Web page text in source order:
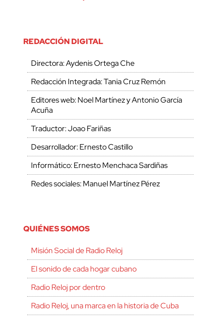
REDACCIÓN DIGITAL
Directora: Aydenis Ortega Che
Redacción Integrada: Tania Cruz Remón
Editores web: Noel Martínez y Antonio García
Acuña
Traductor: Joao Fariñas
Desarrollador: Ernesto Castillo
Informático: Ernesto Menchaca Sardiñas
Redes sociales: Manuel Martínez Pérez
QUIÉNES SOMOS
Misión Social de Radio Reloj
El sonido de cada hogar cubano
Radio Reloj por dentro
Radio Reloj, una marca en la historia de Cuba